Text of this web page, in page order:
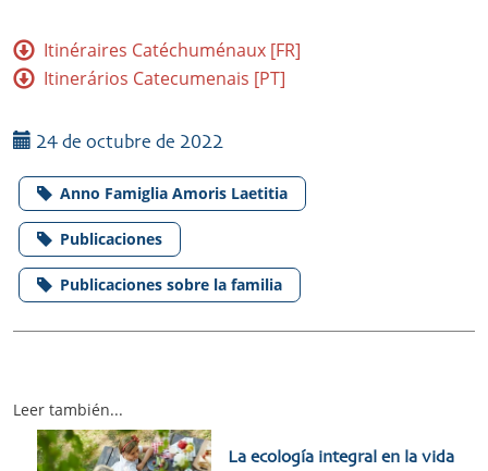
Itinéraires Catéchuménaux [FR]
Itinerários Catecumenais [PT]
24 de octubre de 2022
Anno Famiglia Amoris Laetitia
Publicaciones
Publicaciones sobre la familia
Leer también...
La ecología integral en la vida